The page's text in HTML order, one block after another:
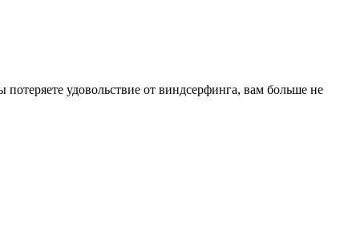
удовольствие от виндсерфинга, вам больше не